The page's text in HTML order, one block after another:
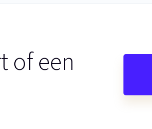
of een